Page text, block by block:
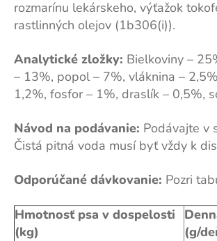
rozmarínu lekárskeho, výťažok
rastlinných olejov (1b306(i)).
Analytické zložky: Bielkoviny –
– 13%, popol – 7%, vláknina –
1,2%, fosfor – 1%, draslík – 0,5%,
Návod na podávanie: Podávajte v
Čistá pitná voda musí byť vždy k
Odporúčané dávkovanie: Pozri
Hmotnosť psa v dospelosti
(kg)
(g/